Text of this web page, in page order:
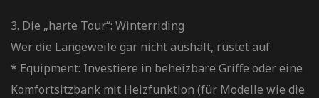
3. Die „harte Tour“: Winterriding
Wer die Langeweile gar nicht aushält, rüstet auf.
* Equipment: Investiere in beheizbare Griffe oder eine
Komfortsitzbank mit Heizfunktion (für Modelle wie die